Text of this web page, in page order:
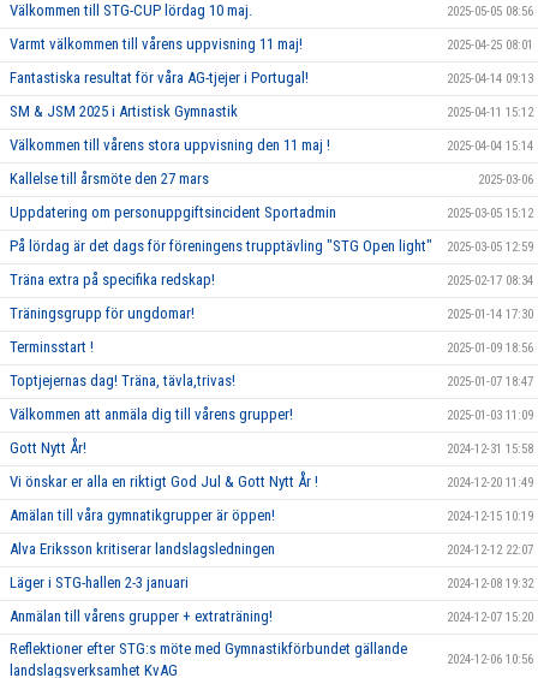
Välkommen till STG-CUP lördag 10 maj. 2025-05-05 08:56
Varmt välkommen till vårens uppvisning 11 maj! 2025-04-25 08:01
Fantastiska resultat för våra AG-tjejer i Portugal! 2025-04-14 09:13
SM & JSM 2025 i Artistisk Gymnastik 2025-04-11 15:12
Välkommen till vårens stora uppvisning den 11 maj ! 2025-04-04 15:14
Kallelse till årsmöte den 27 mars 2025-03-06
Uppdatering om personuppgiftsincident Sportadmin 2025-03-05 15:12
På lördag är det dags för föreningens trupptävling "STG Open light" 2025-03-05 12:59
Träna extra på specifika redskap! 2025-02-17 08:34
Träningsgrupp för ungdomar! 2025-01-14 17:30
Terminsstart ! 2025-01-09 18:56
Toptjejernas dag! Träna, tävla,trivas! 2025-01-07 18:47
Välkommen att anmäla dig till vårens grupper! 2025-01-03 11:09
Gott Nytt År! 2024-12-31 15:58
Vi önskar er alla en riktigt God Jul & Gott Nytt År ! 2024-12-20 11:49
Amälan till våra gymnatikgrupper är öppen! 2024-12-15 10:19
Alva Eriksson kritiserar landslagsledningen 2024-12-12 22:07
Läger i STG-hallen 2-3 januari 2024-12-08 19:32
Anmälan till vårens grupper + extraträning! 2024-12-07 15:20
Reflektioner efter STG:s möte med Gymnastikförbundet gällande
landslagsverksamhet KvAG
2024-12-06 10:56